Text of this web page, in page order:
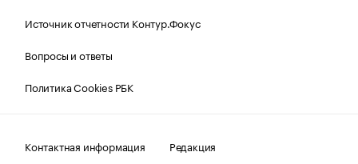
Источник отчетности Контур.Фокус
Вопросы и ответы
Политика Cookies РБК
Контактная информация
Редакция